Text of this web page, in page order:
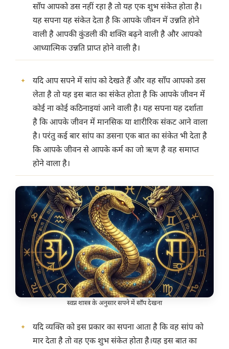
साँप आपको डस नहीं रहा है तो यह एक शुभ संकेत होता है।
यह सपना यह संकेत देता है कि आपके जीवन में उन्नति होने
वाली है आपकी कुंडली की शक्ति बढ़ने वाली है और आपको
आध्यात्मिक उन्नति प्राप्त होने वाली है।
यदि आप सपने में सांप को देखते हैं और वह साँप आपको डस
लेता है तो यह इस बात का संकेत होता है कि आपके जीवन में
कोई ना कोई कठिनाइयां आने वाली है। यह सपना यह दर्शाता
है कि आपके जीवन में मानसिक या शारीरिक संकट आने वाला
है। परंतु कई बार सांप का डसना एक बात का संकेत भी देता है
कि आपके जीवन से आपके कर्म का जो ऋण है वह समाप्त
होने वाला है।
स्वप्न शास्त्र के अनुसार सपने में साँप देखना
यदि व्यक्ति को इस प्रकार का सपना आता है कि वह सांप को
मार देता है तो वह एक शुभ संकेत होता है।यह इस बात का